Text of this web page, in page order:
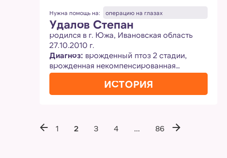
Нужна помощь на: операцию на глазах
Удалов Степан
родился в г. Южа, Ивановская область
27.10.2010 г.
Диагноз: врожденный птоз 2 стадии,
врожденная некомпенсированная
глаукома
ИСТОРИЯ
1 2 3 4 ... 86